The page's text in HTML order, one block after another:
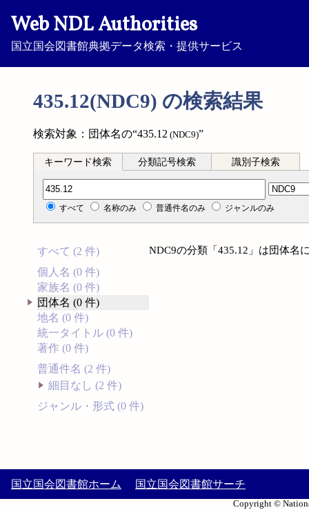
Web NDL Authorities
国立国会図書館典拠データ検索・提供サービス
435.12(NDC9) の検索結果
検索対象：団体名の“435.12 (NDC9)”
キーワード検索 分類記号検索 識別子検索
分類記号検索
すべて 名称のみ 普通件名のみ ジャンルのみ
すべて (2 件)
個人名 (0 件)
家族名 (0 件)
団体名 (0 件)
地名 (0 件)
統一タイトル (0 件)
著作 (0 件)
普通件名 (2 件)
細目なし (2 件)
ジャンル・形式 (0 件)
NDC9の分類「435.12」は団体名
国立国会図書館ホーム 国立国会図書館サーチ
Copyright ©